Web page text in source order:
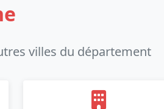
villes du département